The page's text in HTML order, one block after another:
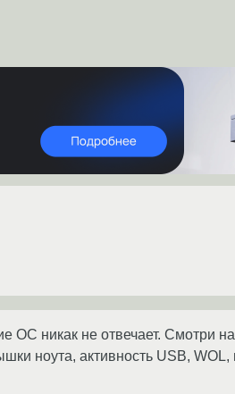
ОС никак не отвечает. Смотри
ноута, активность USB, WOL,